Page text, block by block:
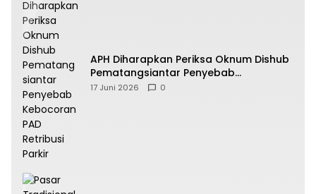
APH Diharapkan Periksa Oknum Dishub
Pematangsiantar Penyebab
Kebocoran PAD Retribusi Parkir
17 Juni 2026 0